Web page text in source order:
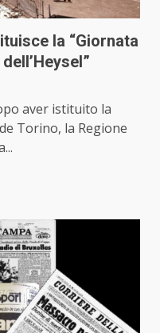
la “Giornata
aver istituito la
Torino, la Regione